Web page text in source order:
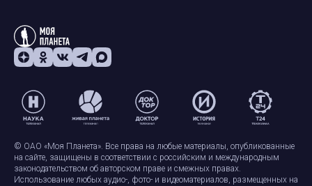
© ОАО «Моя Планета». Все права на любые материалы, опубликованные
на сайте, защищены в соответствии с российским и международным
законодательством об авторском праве и смежных правах.
Использование любых аудио-, фото- и видеоматериалов, размещенных на